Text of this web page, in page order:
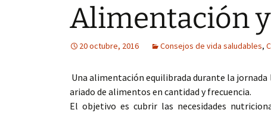
Alimentación
20 octubre, 2016 Consejos de vida saludables,
Una alimentación equilibrada durante la
ariado de alimentos en cantidad y frecuencia.
El objetivo es cubrir las necesidades